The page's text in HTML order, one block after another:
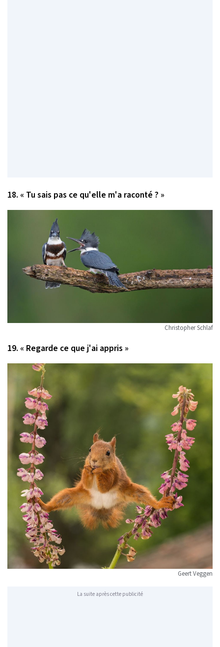
18. « Tu sais pas ce qu'elle m'a raconté ? »
Christopher Schlaf
19. « Regarde ce que j'ai appris »
Geert Veggen
La suite après cette publicité